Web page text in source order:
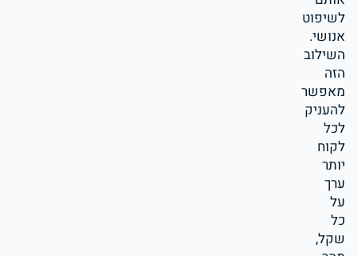
לשיפוט
אנושי.
השילוב
הזה
מאפשר
להעניק
לכל
לקוח
יותר
ערך
על
כל
שקל,